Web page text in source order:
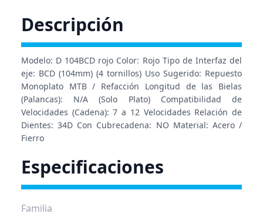
Descripción
Modelo: D 104BCD rojo Color: Rojo Tipo de Interfaz del
eje: BCD (104mm) (4 tornillos) Uso Sugerido: Repuesto
Monoplato MTB / Refacción Longitud de las Bielas
(Palancas): N/A (Solo Plato) Compatibilidad de
Velocidades (Cadena): 7 a 12 Velocidades Relación de
Dientes: 34D Con Cubrecadena: NO Material: Acero /
Fierro
Especificaciones
Familia